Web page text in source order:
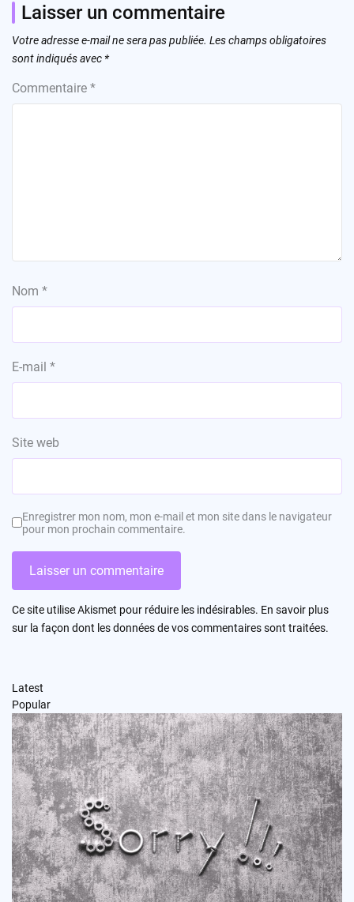
Laisser un commentaire
Votre adresse e-mail ne sera pas publiée. Les champs obligatoires
sont indiqués avec *
Commentaire *
Nom *
E-mail *
Site web
Enregistrer mon nom, mon e-mail et mon site dans le navigateur
pour mon prochain commentaire.
Ce site utilise Akismet pour réduire les indésirables. En savoir plus
sur la façon dont les données de vos commentaires sont traitées.
Latest
Popular